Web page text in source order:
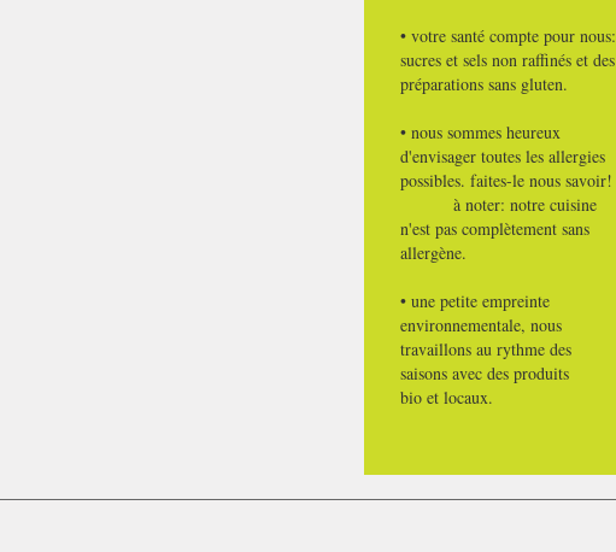
• votre santé compte pour nous:
sucres et sels non raffinés et des
préparations sans gluten.
• nous sommes heureux
d'envisager toutes les allergies
possibles. faites-le nous savoir!
à noter: notre cuisine
n'est pas complètement sans
allergène.
• une petite empreinte
environnementale, nous
travaillons au rythme des
saisons avec des produits
bio et locaux.